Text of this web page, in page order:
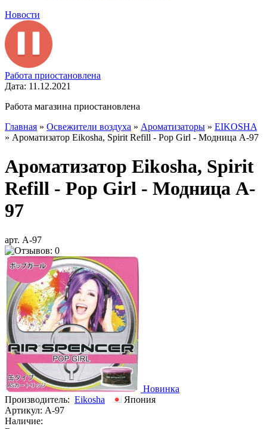
Новости
Работа приостановлена
Дата: 11.12.2021
Работа магазина приостановлена
Главная » Освежители воздуха » Ароматизаторы » EIKOSHA
» Ароматизатор Eikosha, Spirit Refill - Pop Girl - Модница A-97
Ароматизатор Eikosha, Spirit
Refill - Pop Girl - Модница A-
97
арт. A-97
Новинка
Производитель: Eikosha
Япония
Артикул: A-97
Наличие: